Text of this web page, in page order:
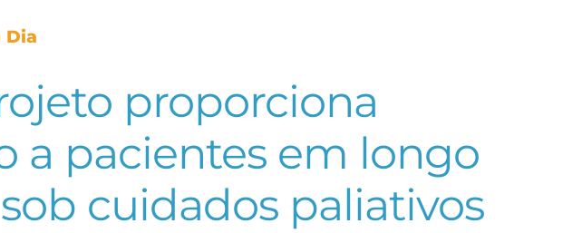
Dia
proporciona
a pacientes em longo
cuidados paliativos